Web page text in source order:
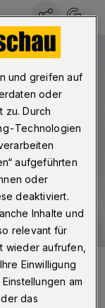
und greifen auf
oder
zu. Durch
Technologien
aufgeführten
oder
deaktiviert.
Inhalte und
relevant für
wieder aufrufen,
Einwilligung
am
das